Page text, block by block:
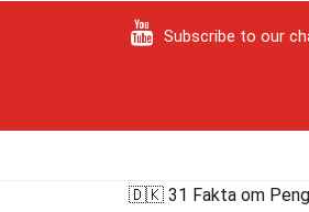
Subscribe to our
🇩🇰 31 Fakta om